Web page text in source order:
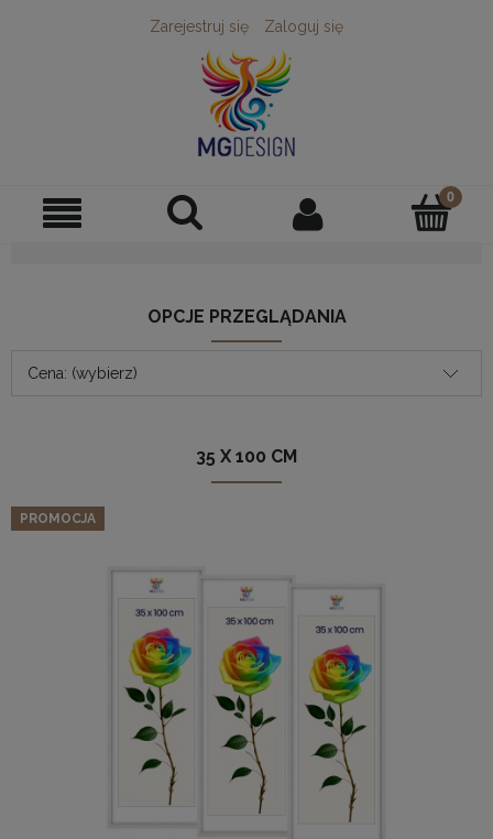
Zarejestruj się Zaloguj się
OPCJE PRZEGLĄDANIA
Cena: (wybierz)
35 X 100 CM
PROMOCJA